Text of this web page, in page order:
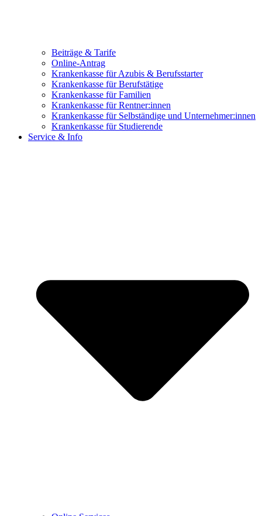
Beiträge & Tarife
Online-Antrag
Krankenkasse für Azubis & Berufsstarter
Krankenkasse für Berufstätige
Krankenkasse für Familien
Krankenkasse für Rentner:innen
Krankenkasse für Selbständige und Unternehmer:innen
Krankenkasse für Studierende
Service & Info